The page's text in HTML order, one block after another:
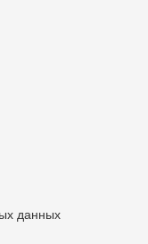
данных